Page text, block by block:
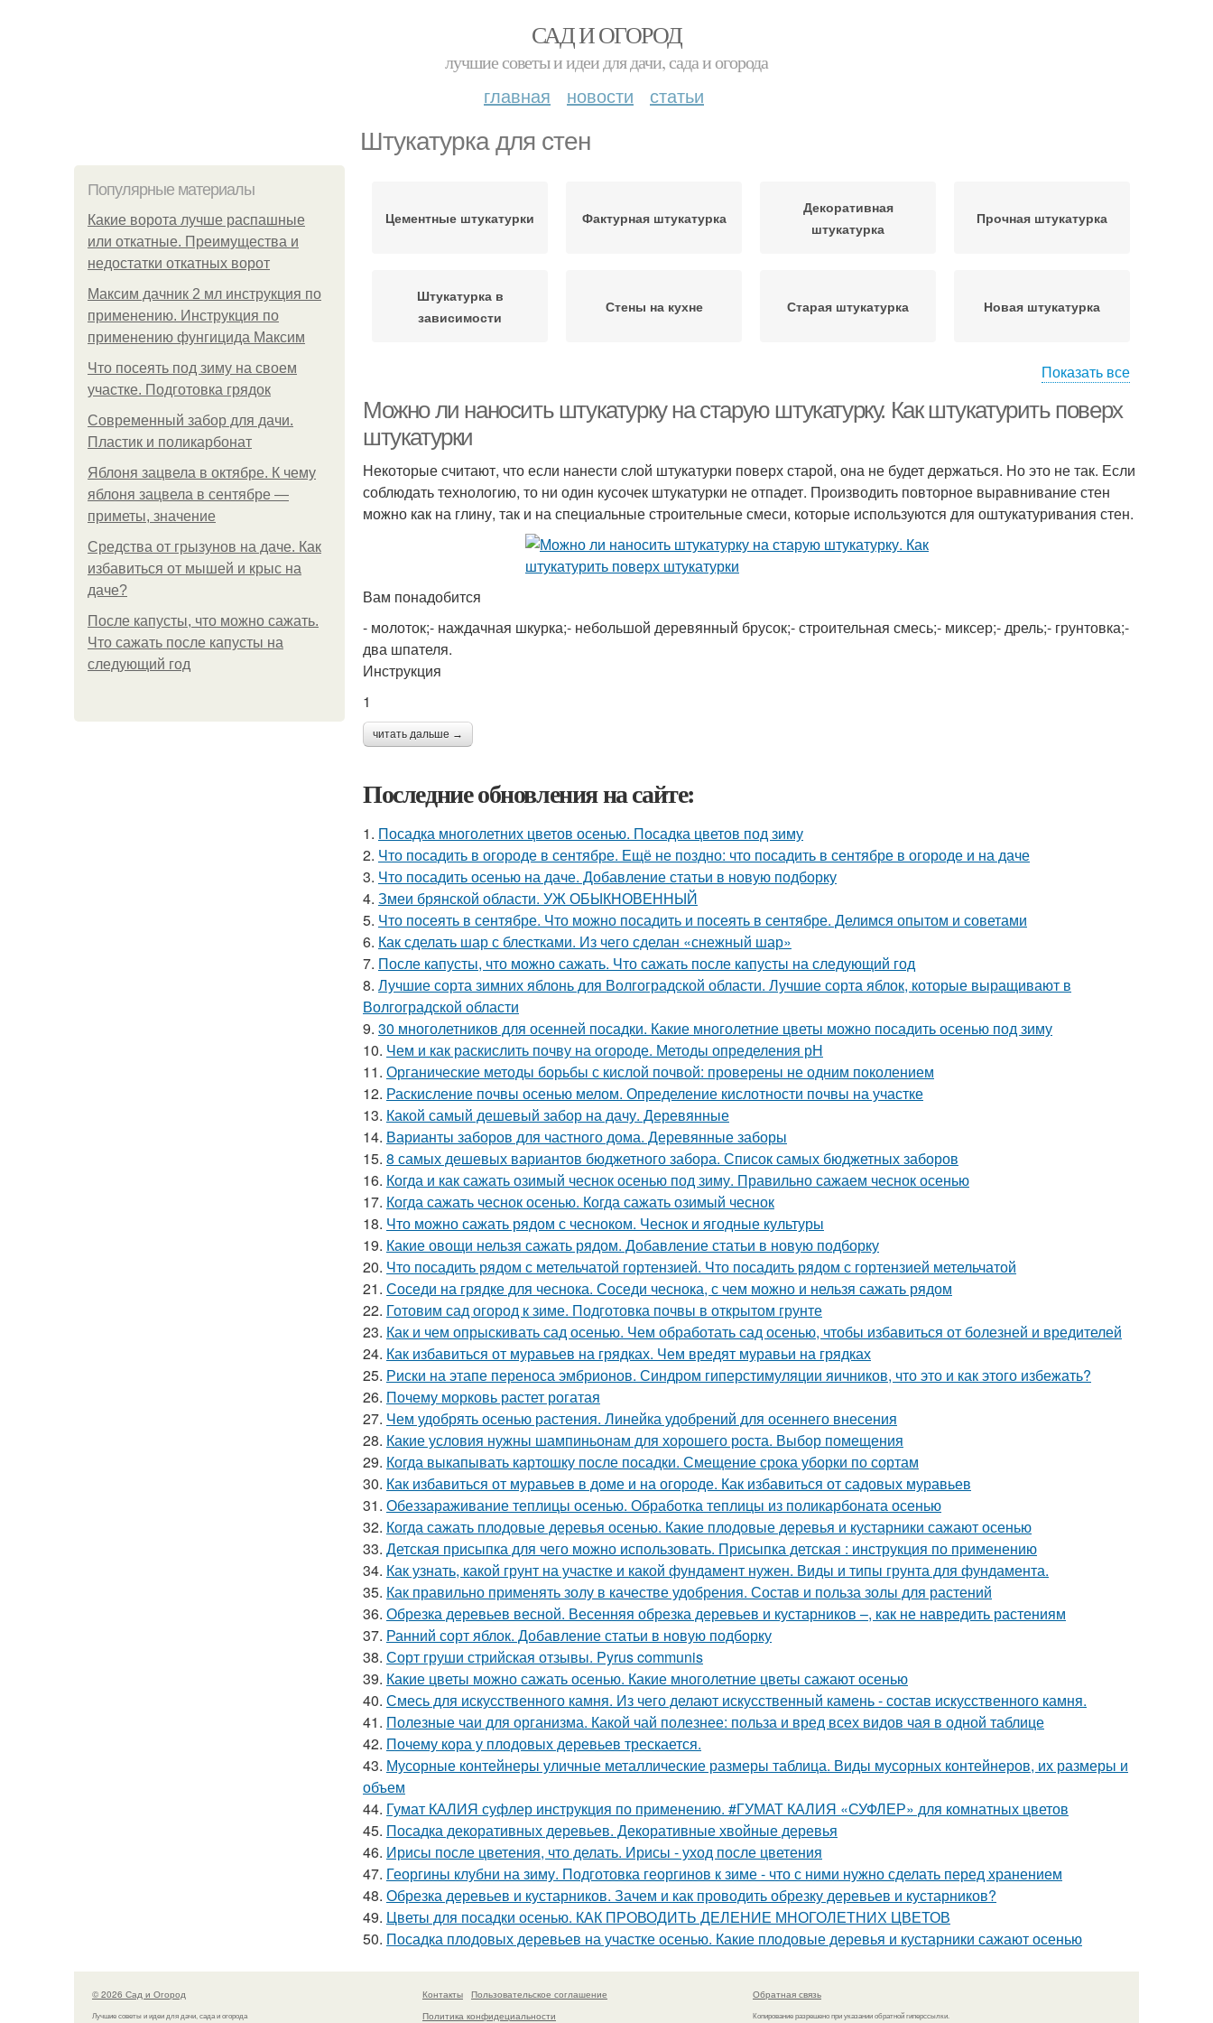
САД И ОГОРОД
лучшие советы и идеи для дачи, сада и огорода
главная новости статьи
Штукатурка для стен
Популярные материалы
Какие ворота лучше распашные
или откатные. Преимущества и
недостатки откатных ворот
Максим дачник 2 мл инструкция по
применению. Инструкция по
применению фунгицида Максим
Что посеять под зиму на своем
участке. Подготовка грядок
Современный забор для дачи.
Пластик и поликарбонат
Яблоня зацвела в октябре. К чему
яблоня зацвела в сентябре —
приметы, значение
Средства от грызунов на даче. Как
избавиться от мышей и крыс на
даче?
После капусты, что можно сажать.
Что сажать после капусты на
следующий год
Цементные штукатурки Фактурная штукатурка
Декоративная
штукатурка
Прочная штукатурка
Штукатурка в
зависимости
Стены на кухне Старая штукатурка Новая штукатурка
Показать все
Можно ли наносить штукатурку на старую штукатурку. Как штукатурить поверх
штукатурки
Некоторые считают, что если нанести слой штукатурки поверх старой, она не будет держаться. Но это не так. Если
соблюдать технологию, то ни один кусочек штукатурки не отпадет. Производить повторное выравнивание стен
можно как на глину, так и на специальные строительные смеси, которые используются для оштукатуривания стен.
Вам понадобится
- молоток;- наждачная шкурка;- небольшой деревянный брусок;- строительная смесь;- миксер;- дрель;- грунтовка;-
два шпателя.
Инструкция
1
читать дальше →
Последние обновления на сайте:
1. Посадка многолетних цветов осенью. Посадка цветов под зиму
2. Что посадить в огороде в сентябре. Ещё не поздно: что посадить в сентябре в огороде и на даче
3. Что посадить осенью на даче. Добавление статьи в новую подборку
4. Змеи брянской области. УЖ ОБЫКНОВЕННЫЙ
5. Что посеять в сентябре. Что можно посадить и посеять в сентябре. Делимся опытом и советами
6. Как сделать шар с блестками. Из чего сделан «снежный шар»
7. После капусты, что можно сажать. Что сажать после капусты на следующий год
8. Лучшие сорта зимних яблонь для Волгоградской области. Лучшие сорта яблок, которые выращивают в
Волгоградской области
9. 30 многолетников для осенней посадки. Какие многолетние цветы можно посадить осенью под зиму
10. Чем и как раскислить почву на огороде. Методы определения рН
11. Органические методы борьбы с кислой почвой: проверены не одним поколением
12. Раскисление почвы осенью мелом. Определение кислотности почвы на участке
13. Какой самый дешевый забор на дачу. Деревянные
14. Варианты заборов для частного дома. Деревянные заборы
15. 8 самых дешевых вариантов бюджетного забора. Список самых бюджетных заборов
16. Когда и как сажать озимый чеснок осенью под зиму. Правильно сажаем чеснок осенью
17. Когда сажать чеснок осенью. Когда сажать озимый чеснок
18. Что можно сажать рядом с чесноком. Чеснок и ягодные культуры
19. Какие овощи нельзя сажать рядом. Добавление статьи в новую подборку
20. Что посадить рядом с метельчатой гортензией. Что посадить рядом с гортензией метельчатой
21. Соседи на грядке для чеснока. Соседи чеснока, с чем можно и нельзя сажать рядом
22. Готовим сад огород к зиме. Подготовка почвы в открытом грунте
23. Как и чем опрыскивать сад осенью. Чем обработать сад осенью, чтобы избавиться от болезней и вредителей
24. Как избавиться от муравьев на грядках. Чем вредят муравьи на грядках
25. Риски на этапе переноса эмбрионов. Синдром гиперстимуляции яичников, что это и как этого избежать?
26. Почему морковь растет рогатая
27. Чем удобрять осенью растения. Линейка удобрений для осеннего внесения
28. Какие условия нужны шампиньонам для хорошего роста. Выбор помещения
29. Когда выкапывать картошку после посадки. Смещение срока уборки по сортам
30. Как избавиться от муравьев в доме и на огороде. Как избавиться от садовых муравьев
31. Обеззараживание теплицы осенью. Обработка теплицы из поликарбоната осенью
32. Когда сажать плодовые деревья осенью. Какие плодовые деревья и кустарники сажают осенью
33. Детская присыпка для чего можно использовать. Присыпка детская : инструкция по применению
34. Как узнать, какой грунт на участке и какой фундамент нужен. Виды и типы грунта для фундамента.
35. Как правильно применять золу в качестве удобрения. Состав и польза золы для растений
36. Обрезка деревьев весной. Весенняя обрезка деревьев и кустарников –, как не навредить растениям
37. Ранний сорт яблок. Добавление статьи в новую подборку
38. Сорт груши стрийская отзывы. Pyrus communis
39. Какие цветы можно сажать осенью. Какие многолетние цветы сажают осенью
40. Смесь для искусственного камня. Из чего делают искусственный камень - состав искусственного камня.
41. Полезные чаи для организма. Какой чай полезнее: польза и вред всех видов чая в одной таблице
42. Почему кора у плодовых деревьев трескается.
43. Мусорные контейнеры уличные металлические размеры таблица. Виды мусорных контейнеров, их размеры и
объем
44. Гумат КАЛИЯ суфлер инструкция по применению. #ГУМАТ КАЛИЯ «СУФЛЕР» для комнатных цветов
45. Посадка декоративных деревьев. Декоративные хвойные деревья
46. Ирисы после цветения, что делать. Ирисы - уход после цветения
47. Георгины клубни на зиму. Подготовка георгинов к зиме - что с ними нужно сделать перед хранением
48. Обрезка деревьев и кустарников. Зачем и как проводить обрезку деревьев и кустарников?
49. Цветы для посадки осенью. КАК ПРОВОДИТЬ ДЕЛЕНИЕ МНОГОЛЕТНИХ ЦВЕТОВ
50. Посадка плодовых деревьев на участке осенью. Какие плодовые деревья и кустарники сажают осенью
© 2026 Сад и Огород
Лучшие советы и идеи для дачи, сада и огорода
Контакты
Пользовательское соглашение
Политика конфидециальности
Обратная связь
Копирование разрешено при указании обратной гиперссылки.